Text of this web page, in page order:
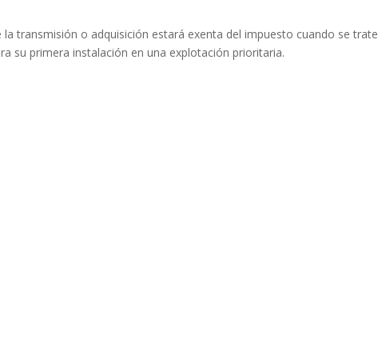
transmisión o adquisición estará exenta del impuesto cuando se trate
su primera instalación en una explotación prioritaria.